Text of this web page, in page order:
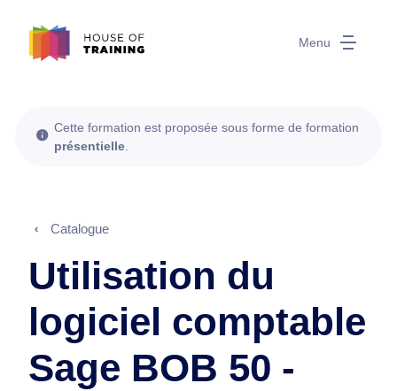
Menu
Cette formation est proposée sous forme de formation
présentielle
Catalogue
Utilisation du
logiciel comptable
Sage BOB 50 -